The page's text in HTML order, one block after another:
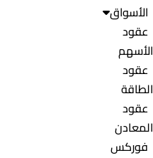
الأسواق
عقود
الأسهم
عقود
الطاقة
عقود
المعادن
فوركس